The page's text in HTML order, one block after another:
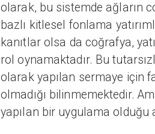
olarak, bu sistemde ağların
bazlı kitlesel fonlama
kanıtlar olsa da coğrafya,
rol oynamaktadır. Bu
olarak yapılan sermaye için
olmadığı bilinmemektedir.
yapılan bir uygulama olduğu